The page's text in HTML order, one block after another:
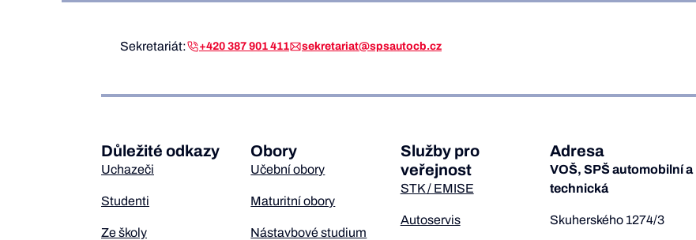
Sekretariát: +420 387 901 411 sekretariat@spsautocb.cz
Důležité odkazy
Uchazeči
Studenti
Ze školy
Obory
Učební obory
Maturitní obory
Nástavbové studium
Služby pro
veřejnost
STK / EMISE
Autoservis
Adresa
VOŠ, SPŠ automobilní a
technická
Skuherského 1274/3